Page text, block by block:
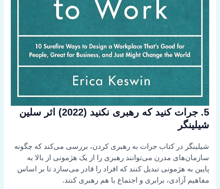
5. جرات کنید که رهبری نکنید (2022) اثر سلین
شیلینگر
شیلینگر در کتاب جرات به رهبری کردن، بررسی می‌کند که چگونه
سازمان‌های مدرن می‌توانند رهبری را از یک هژمونی از بالا به
پایین به هژمونی تبدیل کنند که افراد را قادر می‌سازد تا بر اساس
مفاهیم آزادی، برابری و اجتماع با هم رهبری کنند.